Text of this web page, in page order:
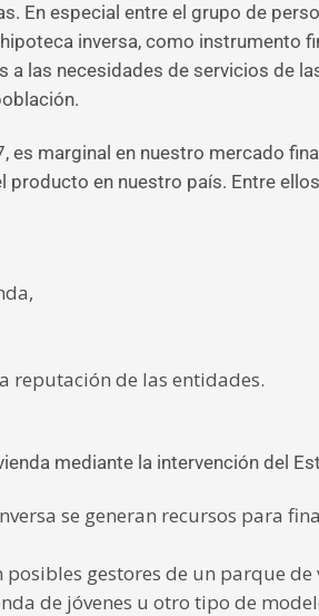
En especial entre el grupo de
inversa, como instrumento
las necesidades de servicios de
marginal en nuestro mercado
en nuestro país. Entre
reputación de las entidades.
mediante la intervención del
se generan recursos para
gestores de un parque
de jóvenes u otro tipo de